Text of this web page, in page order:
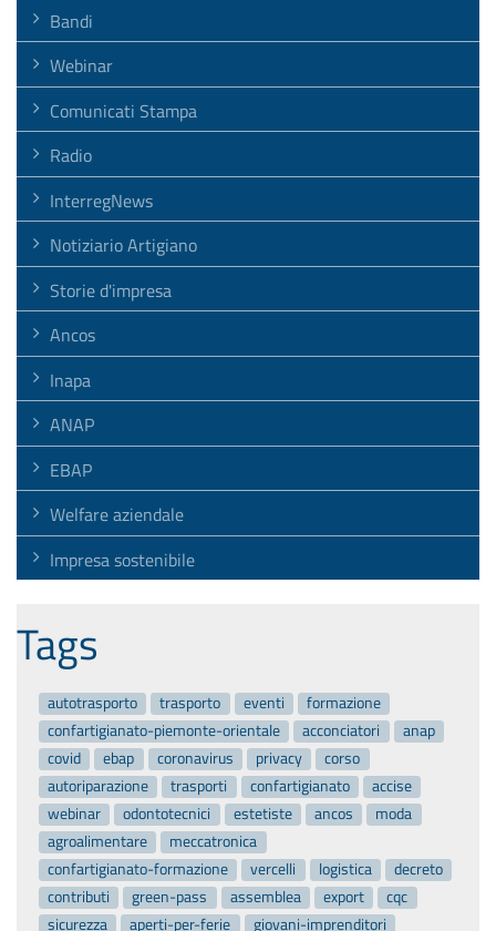
Bandi
Webinar
Comunicati Stampa
Radio
InterregNews
Notiziario Artigiano
Storie d'impresa
Ancos
Inapa
ANAP
EBAP
Welfare aziendale
Impresa sostenibile
Tags
autotrasporto trasporto eventi
formazione
confartigianato-piemonte-orientale
acconciatori
anap
covid
ebap coronavirus privacy
corso
autoriparazione
trasporti confartigianato
accise
webinar
odontotecnici estetiste ancos
moda
agroalimentare
meccatronica
confartigianato-formazione
vercelli logistica
decreto
contributi
green-pass assemblea export
cqc
sicurezza
aperti-per-ferie
giovani-imprenditori